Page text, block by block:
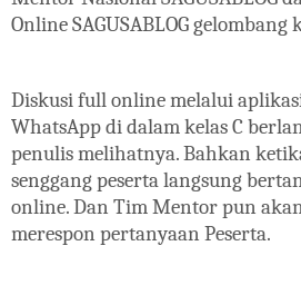
Online SAGUSABLOG gelombang
Diskusi full online melalui
WhatsApp di dalam kelas C
penulis melihatnya. Bahkan
senggang peserta langsung
online. Dan Tim Mentor pun
merespon pertanyaan Peserta.